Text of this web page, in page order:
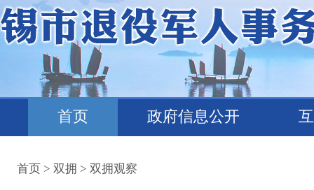
首页 政府信息公开
首页 > 双拥 > 双拥观察